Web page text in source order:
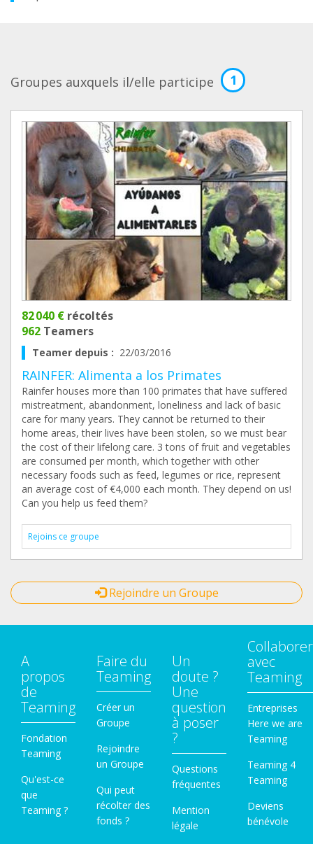
Groupes auxquels il/elle participe 1
82 040 € récoltés
962 Teamers
Teamer depuis : 22/03/2016
RAINFER: Alimenta a los Primates
Rainfer houses more than 100 primates that have suffered
mistreatment, abandonment, loneliness and lack of basic
care for many years. They cannot be returned to their
home areas, their lives have been stolen, so we must bear
the cost of their lifelong care. 3 tons of fruit and vegetables
are consumed per month, which together with other
necessary foods such as feed, legumes or rice, represent
an average cost of €4,000 each month. They depend on us!
Can you help us feed them?
Rejoins ce groupe
Rejoindre un Groupe
A
propos
de
Teaming
Fondation
Teaming
Qu'est-ce
que
Teaming ?
Faire du
Teaming
Créer un
Groupe
Rejoindre
un Groupe
Qui peut
récolter des
fonds ?
Un
doute ?
Une
question
à poser
?
Questions
fréquentes
Mention
légale
Collaborer
avec
Teaming
Entreprises
Here we are
Teaming
Teaming 4
Teaming
Deviens
bénévole